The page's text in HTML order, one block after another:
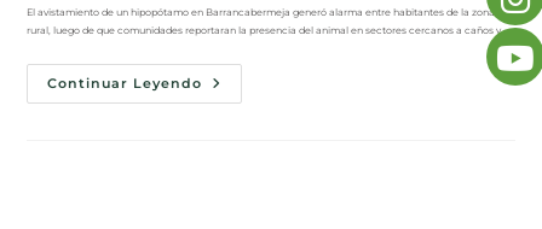
El avistamiento de un hipopótamo en Barrancabermeja generó alarma entre habitantes de la zona
rural, luego de que comunidades reportaran la presencia del animal en sectores cercanos a caños y…
Continuar Leyendo